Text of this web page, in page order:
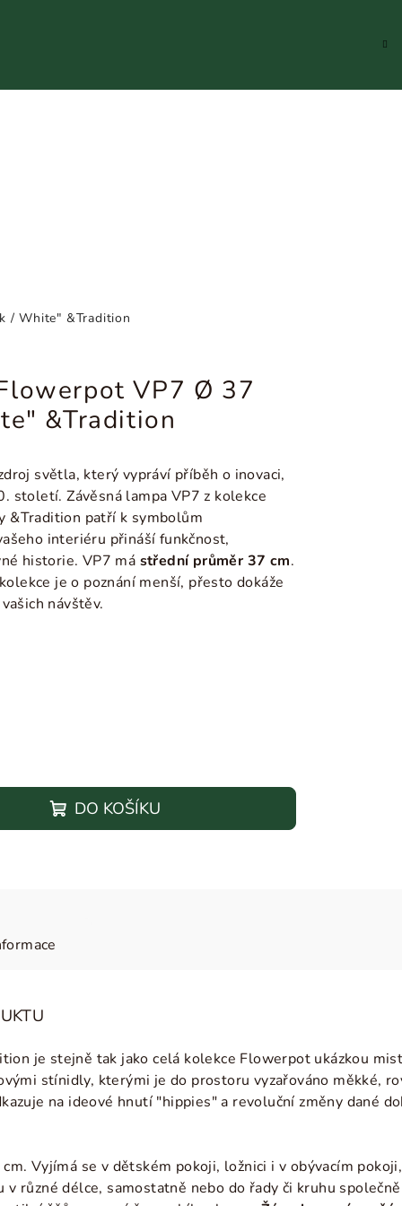
/ White" &Tradition
VP7 Ø 37
&Tradition
světla, který vypráví příběh o inovaci,
století. Závěsná lampa VP7 z kolekce
&Tradition patří k symbolům
interiéru přináší funkčnost,
historie. VP7 má střední průměr 37 cm.
je o poznání menší, přesto dokáže
návštěv.
DO KOŠÍKU
je stejně tak jako celá kolekce Flowerpot ukázkou
stínidly, kterými je do prostoru vyzařováno měkké,
na ideové hnutí "hippies" a revoluční změny dané
Vyjímá se v dětském pokoji, ložnici i v obývacím
v různé délce, samostatně nebo do řady či kruhu